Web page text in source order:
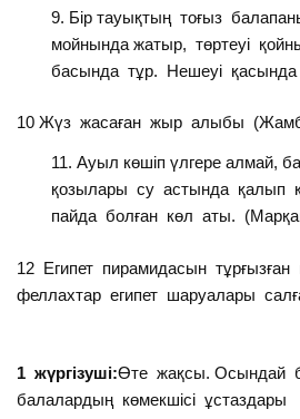
Бір тауықтың тоғыз
мойнында жатыр, төртеуі
басында тұр. Нешеуі қасында
10 Жүз жасаған жыр алыбы
Ауыл көшіп үлгере алмай,
қозылары су астында қалып
пайда болған көл аты.
12 Египет пирамидасын тұрғызған
феллахтар египет шаруалары
1 жүргізуші:Өте жақсы. Осындай
балалардың көмекшісі ұстаздары